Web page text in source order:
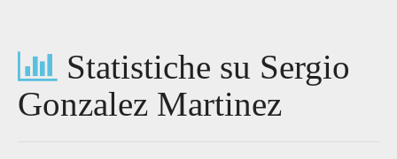
Statistiche su Sergio
Gonzalez Martinez